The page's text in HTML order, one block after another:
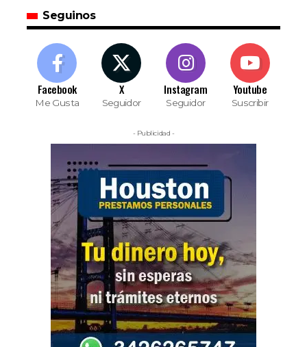
Seguinos
Facebook
Me Gusta
X
Seguidor
Instagram
Seguidor
Youtube
Suscribir
- Publicidad -